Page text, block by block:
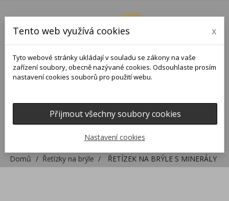
Domů Řetízky na brýle ŘETÍZEK NA BRÝLE S MINERÁLY
Tento web využívá cookies x
Tyto webové stránky ukládají v souladu se zákony na vaše
zařízení soubory, obecně nazývané cookies. Odsouhlaste prosím
nastavení cookies souborů pro použití webu.
Přijmout všechny soubory cookies
Nastavení cookies